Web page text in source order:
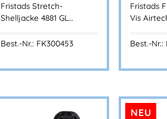
Fristads Stretch-
Shelljacke 4881 GL…
Best.-Nr.: FK300453
Fristads
Vis
Best.-Nr.:
NEU